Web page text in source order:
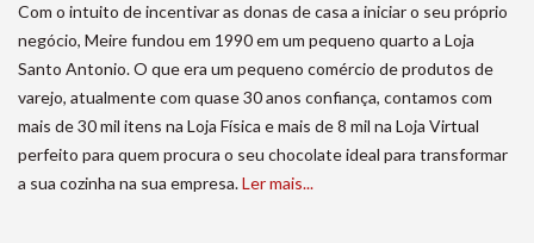
Com o intuito de incentivar as donas de casa a iniciar o seu próprio
negócio, Meire fundou em 1990 em um pequeno quarto a Loja
Santo Antonio. O que era um pequeno comércio de produtos de
varejo, atualmente com quase 30 anos confiança, contamos com
mais de 30 mil itens na Loja Física e mais de 8 mil na Loja Virtual
perfeito para quem procura o seu chocolate ideal para transformar
a sua cozinha na sua empresa.Ler mais...